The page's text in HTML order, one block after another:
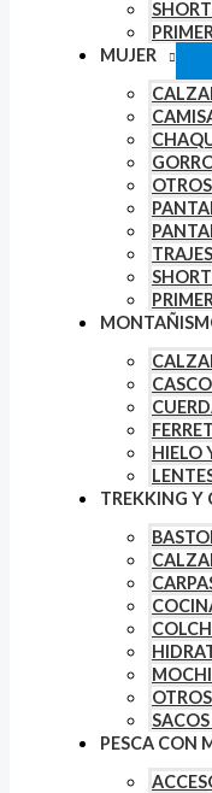
MUJER
OTROS
HIELO
TREKKING Y
OTROS
PESCA CON